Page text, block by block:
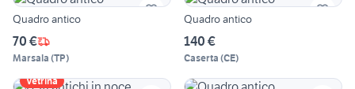
Quadro antico
70 €
Marsala (TP)
Quadro antico
140 €
Caserta (CE)
Vetrina